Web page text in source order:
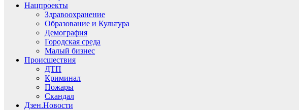
Нацпроекты
Здравоохранение
Образование и Культура
Демография
Городская среда
Малый бизнес
Происшествия
ДТП
Криминал
Пожары
Скандал
Дзен.Новости